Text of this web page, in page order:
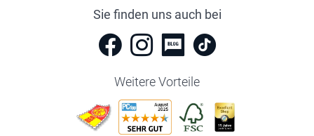
Sie finden uns auch bei
Weitere Vorteile